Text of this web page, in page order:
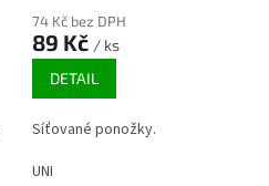
74 Kč bez DPH
89 Kč / ks
DETAIL
Síťované ponožky.
UNI